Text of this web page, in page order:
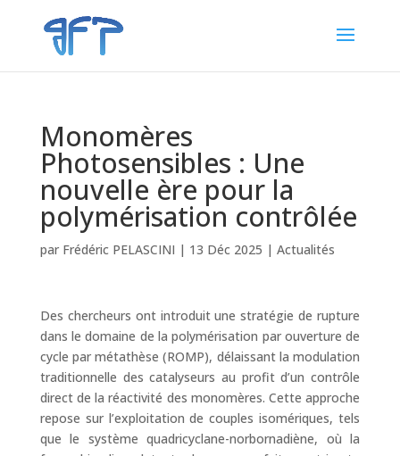
Monomères
Photosensibles : Une
nouvelle ère pour la
polymérisation contrôlée
par Frédéric PELASCINI | 13 Déc 2025 | Actualités
Des chercheurs ont introduit une stratégie de rupture
dans le domaine de la polymérisation par ouverture de
cycle par métathèse (ROMP), délaissant la modulation
traditionnelle des catalyseurs au profit d’un contrôle
direct de la réactivité des monomères. Cette approche
repose sur l’exploitation de couples isomériques, tels
que le système quadricyclane-norbornadiène, où la